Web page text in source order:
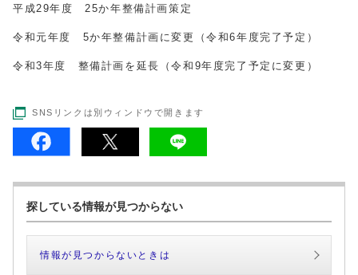
平成29年度 25か年整備計画策定
令和元年度 5か年整備計画に変更（令和6年度完了予定）
令和3年度 整備計画を延長（令和9年度完了予定に変更）
SNSリンクは別ウィンドウで開きます
探している情報が見つからない
情報が見つからないときは